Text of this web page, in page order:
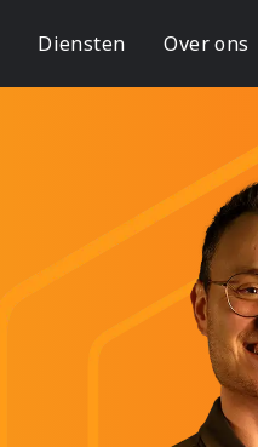
Diensten Over ons